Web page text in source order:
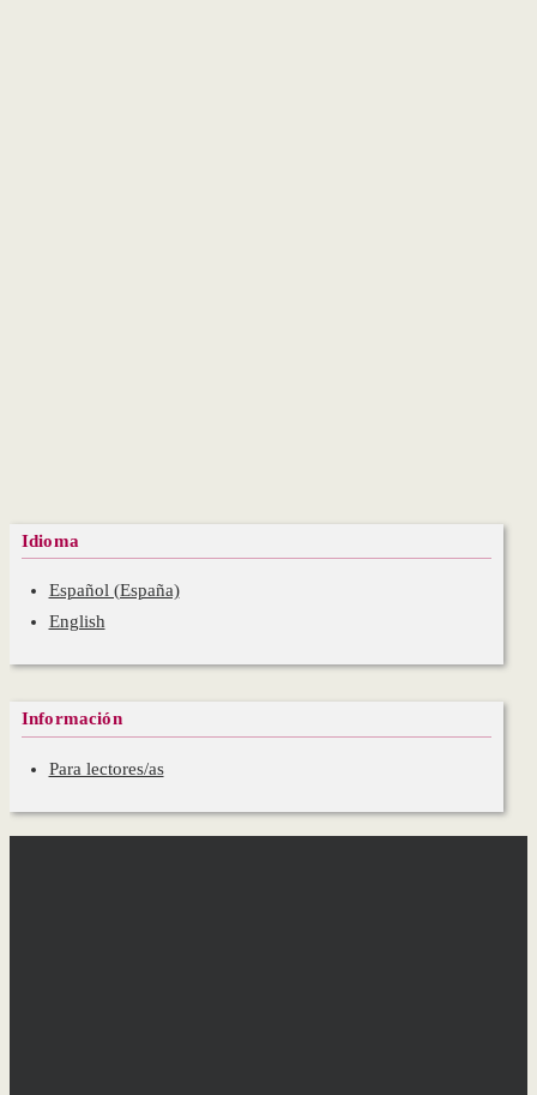
Idioma
Español (España)
English
Información
Para lectores/as